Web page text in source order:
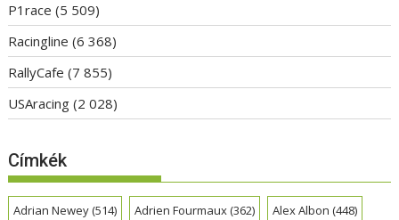
P1race (5 509)
Racingline (6 368)
RallyCafe (7 855)
USAracing (2 028)
Címkék
Adrian Newey(514) Adrien Fourmaux(362) Alex Albon (448)